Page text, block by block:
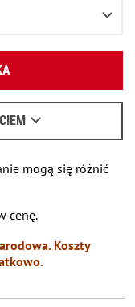
2przedmioty
mogą się różnić
cenę.
Koszty